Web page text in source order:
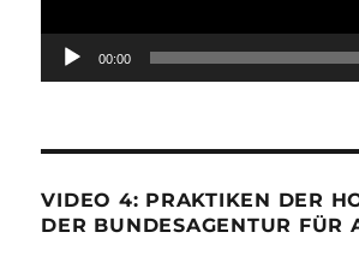
00:00
VIDEO 4: PRAKTIKEN DER
DER BUNDESAGENTUR FÜR